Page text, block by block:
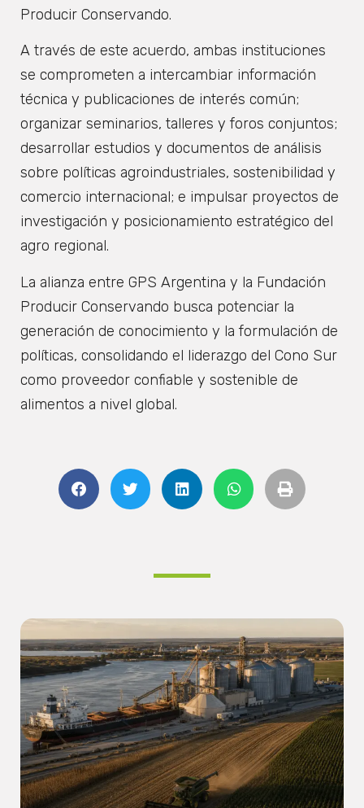
Producir Conservando.
A través de este acuerdo, ambas instituciones
se comprometen a intercambiar información
técnica y publicaciones de interés común;
organizar seminarios, talleres y foros conjuntos;
desarrollar estudios y documentos de análisis
sobre políticas agroindustriales, sostenibilidad y
comercio internacional; e impulsar proyectos de
investigación y posicionamiento estratégico del
agro regional.
La alianza entre GPS Argentina y la Fundación
Producir Conservando busca potenciar la
generación de conocimiento y la formulación de
políticas, consolidando el liderazgo del Cono Sur
como proveedor confiable y sostenible de
alimentos a nivel global.